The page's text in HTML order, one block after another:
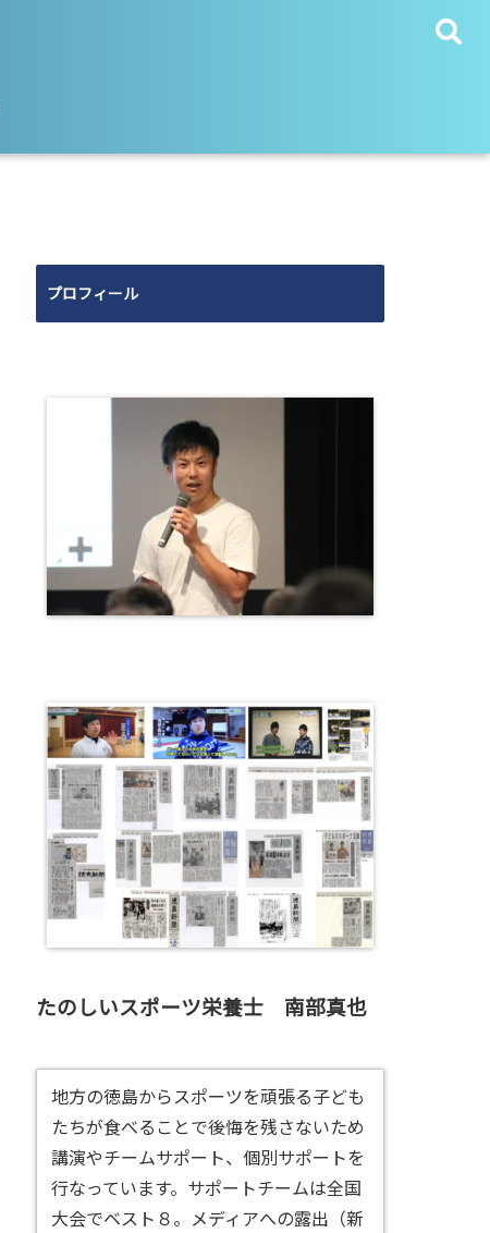
プロフィール
たのしいスポーツ栄養士 南部真也
地方の徳島からスポーツを頑張る子ども
たちが食べることで後悔を残さないため
講演やチームサポート、個別サポートを
行なっています。サポートチームは全国
大会でベスト８。メディアへの露出（新